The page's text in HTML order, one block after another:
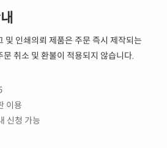
및 인쇄의뢰 제품은 주문 즉시 제작되는
취소 및 환불이 적용되지 않습니다.
이용
신청 가능